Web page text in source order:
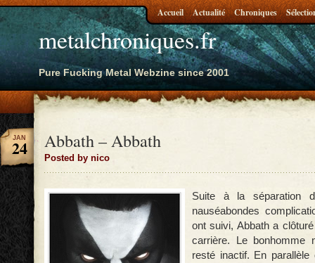
metalchroniques.fr
Pure Fucking Metal Webzine since 2001
Accueil Actualité Chroniques
Abbath – Abbath
Posted by nico
JAN
24
Suite à la séparation
nauséabondes
ont suivi, Abbath a
carrière. Le bonhomme
resté inactif. En